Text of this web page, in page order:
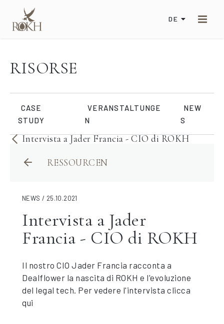
DE
RISORSE
CASE
STUDY
VERANSTALTUNGE
N
NEW
S
Intervista a Jader Francia - CIO di ROKH
RESSOURCEN
NEWS / 25.10.2021
Intervista a Jader
Francia - CIO di ROKH
Il nostro CIO Jader Francia racconta a
Dealflower la nascita di ROKH e l'evoluzione
del legal tech. Per vedere l'intervista clicca
qui